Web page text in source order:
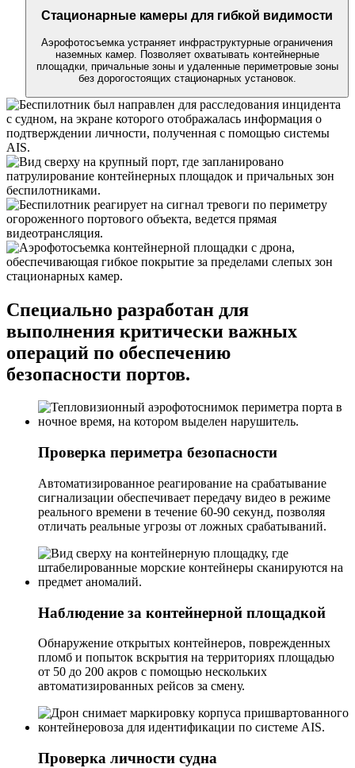
Стационарные камеры для гибкой видимости
Аэрофотосъемка устраняет инфраструктурные ограничения
наземных камер. Позволяет охватывать контейнерные
площадки, причальные зоны и удаленные периметровые зоны
без дорогостоящих стационарных установок.
Специально разработан для
выполнения критически важных
операций по обеспечению
безопасности портов.
Проверка периметра безопасности
Автоматизированное реагирование на срабатывание
сигнализации обеспечивает передачу видео в режиме
реального времени в течение 60-90 секунд, позволяя
отличать реальные угрозы от ложных срабатываний.
Наблюдение за контейнерной площадкой
Обнаружение открытых контейнеров, поврежденных
пломб и попыток вскрытия на территориях площадью
от 50 до 200 акров с помощью нескольких
автоматизированных рейсов за смену.
Проверка личности судна